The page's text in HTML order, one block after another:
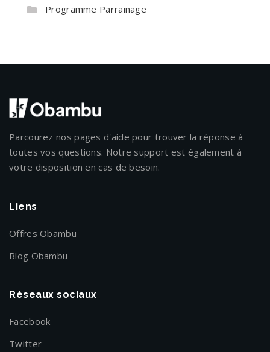
Programme Parrainage
Parcourez nos pages d'aide pour trouver la réponse à
toutes vos questions. Notre support est également à
votre disposition en cas de besoin.
Liens
Offres Obambu
Blog Obambu
Réseaux sociaux
Facebook
Twitter